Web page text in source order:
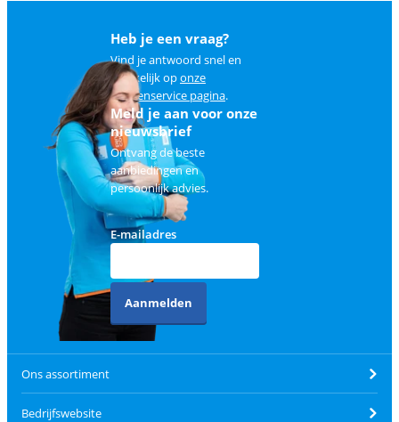
Heb je een vraag?
Vind je antwoord snel en
makkelijk oponze
klantenservice pagina.
Meld je aan voor onze
nieuwsbrief
Ontvang de beste
aanbiedingen en
persoonlijk advies.
E-mailadres
Aanmelden
Ons assortiment
Bedrijfswebsite